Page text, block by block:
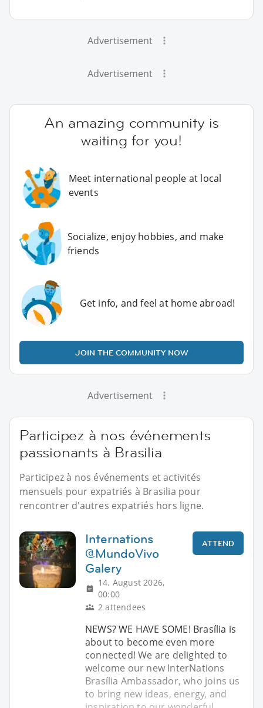
Advertisement
Advertisement
An amazing community is
waiting for you!
Meet international people at local
events
Socialize, enjoy hobbies, and make
friends
Get info, and feel at home abroad!
JOIN THE COMMUNITY NOW
Advertisement
Participez à nos événements
passionants à Brasilia
Participez à nos événements et activités
mensuels pour expatriés à Brasilia pour
rencontrer d'autres expatriés hors ligne.
Internations
@MundoVivo
Galery
14. August 2026,
00:00
2 attendees
ATTEND
NEWS? WE HAVE SOME! Brasília is
about to become even more
connected! We are delighted to
welcome our new InterNations
Brasília Ambassador, who joins us
to bring new ideas, energy, and